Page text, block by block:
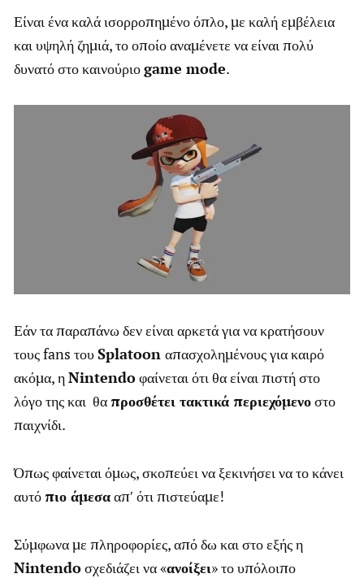
Είναι ένα καλά ισορροπημένο όπλο, με καλή εμβέλεια
και υψηλή ζημιά, το οποίο αναμένετε να είναι πολύ
δυνατό στο καινούριοgame mode.
Εάν τα παραπάνω δεν είναι αρκετά για να κρατήσουν
τους fans τουSplatoon απασχολημένους για καιρό
ακόμα, ηNintendoφαίνεται ότι θα είναι πιστή στο
λόγο της και θαπροσθέτει τακτικά περιεχόμενοστο
παιχνίδι.
Όπως φαίνεται όμως, σκοπεύει να ξεκινήσει να το κάνει
αυτόπιο άμεσααπ′ ότι πιστεύαμε!
Σύμφωνα με πληροφορίες, από δω και στο εξής η
Nintendoσχεδιάζει να «ανοίξει» το υπόλοιπο